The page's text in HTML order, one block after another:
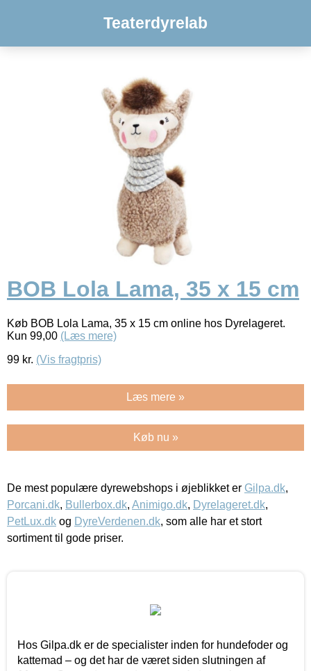
Teaterdyrelab
BOB Lola Lama, 35 x 15 cm
Køb BOB Lola Lama, 35 x 15 cm online hos Dyrelageret.
Kun 99,00 (Læs mere)
99 kr. (Vis fragtpris)
Læs mere »
Køb nu »
De mest populære dyrewebshops i øjeblikket er Gilpa.dk,
Porcani.dk, Bullerbox.dk, Animigo.dk, Dyrelageret.dk,
PetLux.dk og DyreVerdenen.dk, som alle har et stort
sortiment til gode priser.
Hos Gilpa.dk er de specialister inden for hundefoder og
kattemad – og det har de været siden slutningen af